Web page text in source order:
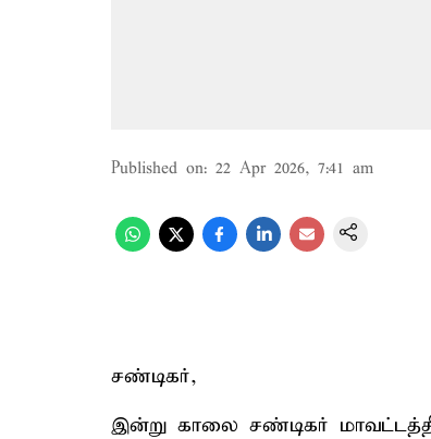
Published on: 22 Apr 2026, 7:41 am
சண்டிகர்,
இன்று காலை சண்டிகர்